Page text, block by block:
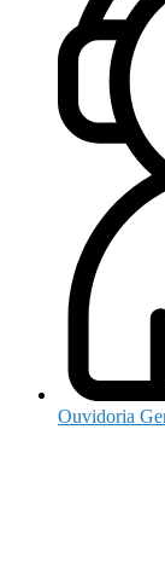
Ouvidoria